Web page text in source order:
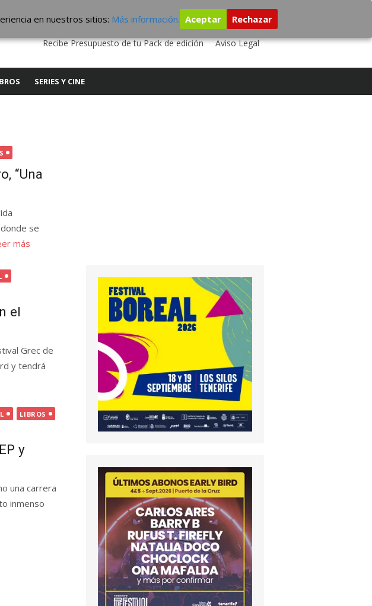
SERVICIOS EDITA TU DISCO
ESTUDIO DE GRABACIÓN
Recibe Presupuesto de tu Pack de edición
Aviso Legal
SERIES Y CINE
“Una
se
más
el
Grec de
y tendrá
LIBROS
y
una carrera
inmenso
en nuestros sitios: Más información. Aceptar Rechazar